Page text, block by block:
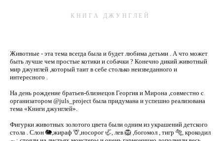
КНИГА ДЖУНГЛЕЙ
Животные - эта тема всегда была и будет любима детьми . А что может
быть лучше чем простые котики и собачки ? Конечно дикий животный
мир джунглей ,который таит в себе столько неизведанного и
интересного .⠀⠀
На день рождение братьев-близнецов Георгия и Мирона ,совместно с
организатором @juls_project была придумана и успешно реализована
тема «Книги джунглей».⠀⠀
Фигурки животных золотого цвета были одним из украшений детского
стола . Слон 🐘,жираф 🦒,носорог 🦏, лев 🦁 ,богомол , тигр 🐅, крокодил